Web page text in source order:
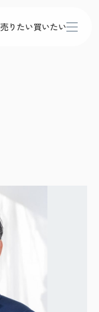
売りたい買いたい